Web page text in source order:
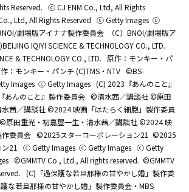
Reserved. ⓒ CJ ENM Co., Ltd, All Rights
Ltd, All Rights Reserved ⓒ Getty Images ⓒ
劇場版アイナナ製作委員会
（C）BNOI/劇場版ア
IQIYI SCIENCE & TECHNOLOGY CO., LTD.
& TECHNOLOGY CO., LTD.
原作：モンキー・パ
：モンキー・パンチ (C)TMS・NTV ©BS-
Images ⓒ Getty Images (C) 2023『あんのこと』
あんのこと』製作委員会 ©清水茜／講談社 ©原田
茜／講談社 ©2024 映画「はたらく細胞」製作委員
原田重光・初嘉屋一生・清水茜／講談社 ©2024 映
委員会 ©2025スターコーポレーション21 ©2025
21
ⓒ Getty Images ⓒ Getty Images ⓒ Getty
©GMMTV Co., Ltd., All rights reserved. ©GMMTV
(C)「過保護な若旦那様の甘やかし婚」製作委
な若旦那様の甘やかし婚」製作委員会・MBS